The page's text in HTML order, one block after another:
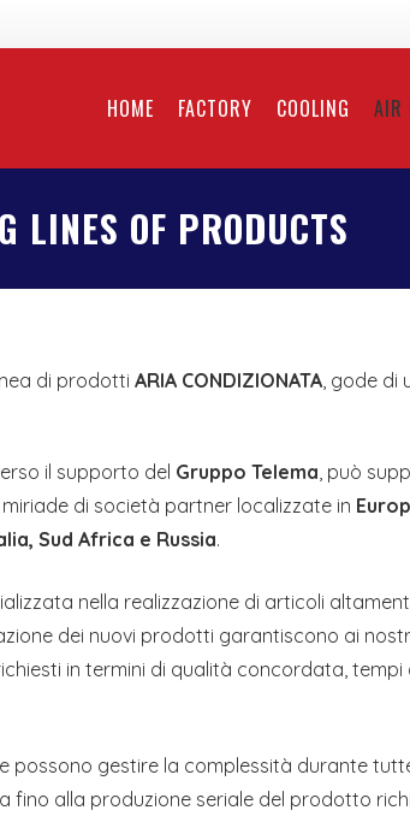
HOME FACTORY COOLING AIR
LINES OF PRODUCTS
di prodotti ARIA CONDIZIONATA, gode di
il supporto del Gruppo Telema, può
di società partner localizzate in
Sud Africa e Russia.
nella realizzazione di articoli
dei nuovi prodotti garantiscono ai
in termini di qualità concordata, tempi
possono gestire la complessità durante
fino alla produzione seriale del prodotto